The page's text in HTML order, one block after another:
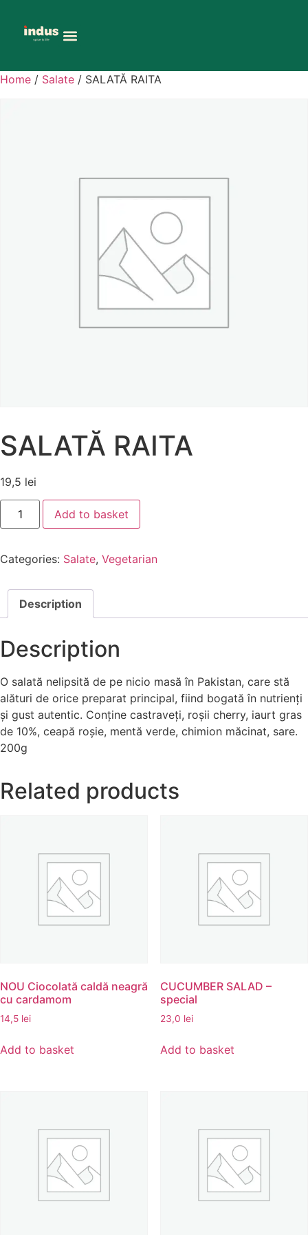
Home / Salate / SALATĂ RAITA
SALATĂ RAITA
19,5 lei
Add to basket
Categories: Salate, Vegetarian
Description
Description
O salată nelipsită de pe nicio masă în Pakistan, care stă
alături de orice preparat principal, fiind bogată în nutrienți
și gust autentic. Conține castraveți, roșii cherry, iaurt gras
de 10%, ceapă roșie, mentă verde, chimion măcinat, sare.
200g
Related products
NOU Ciocolată caldă neagră
cu cardamom
14,5 lei
Add to basket
CUCUMBER SALAD –
special
23,0 lei
Add to basket